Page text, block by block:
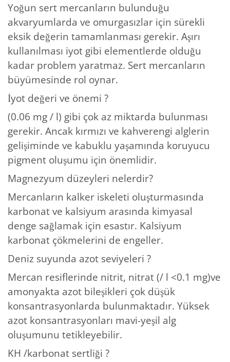
Yoğun sert mercanların bulunduğu
akvaryumlarda ve omurgasızlar için sürekli
eksik değerin tamamlanması gerekir. Aşırı
kullanılması iyot gibi elementlerde olduğu
kadar problem yaratmaz. Sert mercanların
büyümesinde rol oynar.
İyot değeri ve önemi ?
(0.06 mg / l) gibi çok az miktarda bulunması
gerekir. Ancak kırmızı ve kahverengi alglerin
gelişiminde ve kabuklu yaşamında koruyucu
pigment oluşumu için önemlidir.
Magnezyum düzeyleri nelerdir?
Mercanların kalker iskeleti oluşturmasında
karbonat ve kalsiyum arasında kimyasal
denge sağlamak için esastır. Kalsiyum
karbonat çökmelerini de engeller.
Deniz suyunda azot seviyeleri ?
Mercan resiflerinde nitrit, nitrat (/ l <0.1 mg)ve
amonyakta azot bileşikleri çok düşük
konsantrasyonlarda bulunmaktadır. Yüksek
azot konsantrasyonları mavi-yeşil alg
oluşumunu tetikleyebilir.
KH /karbonat sertliği ?